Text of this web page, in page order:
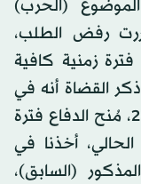
(الحرب)
رفض الطلب،
زمنية كافية
القضاة أنه في
القرار الصادر في 9 يوليو (تموز) 2024، مُنح الدفاع فترة
أخذنا في
(السابق)،